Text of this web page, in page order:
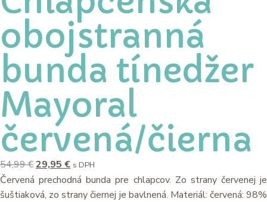
obojstranná
bunda tínedžer
Mayoral
červená/čierna
54,99€29,95 € s DPH
Červená prechodná bunda pre chlapcov. Zo strany červenej je
šuštiaková, zo strany čiernej je bavlnená. Materiál: červená: 98%